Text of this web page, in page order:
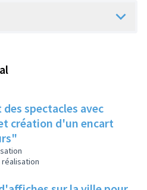
spectacles avec
création d'un encart